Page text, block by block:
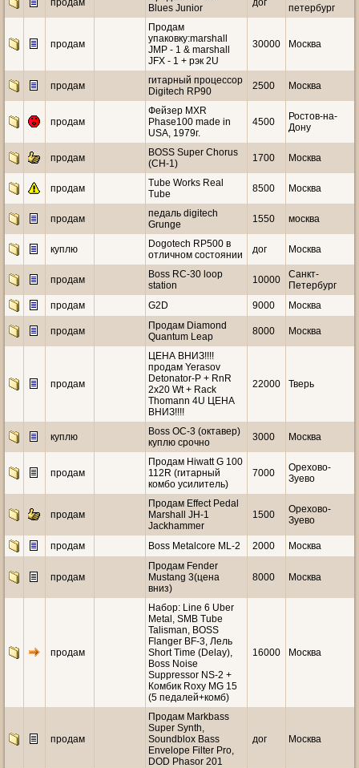
продам
Blues Junior
дог
петербург
продам
Продам
упаковку:marshall
JMP - 1 & marshall
JFX - 1 + рэк 2U
30000 Москва
продам
гитарный процессор
Digitech RP90
2500 Москва
продам
Фейзер MXR
Phase100 made in
USA, 1979г.
4500
Ростов-на-
Дону
продам
BOSS Super Chorus
(CH-1)
1700 Москва
продам
Tube Works Real
Tube
8500 Москва
продам
педаль digitech
Grunge
1550 москва
куплю
Dogotech RP500 в
отличном состоянии
дог Москва
продам
Boss RC-30 loop
station
10000
Санкт-
Петербург
продам
G2D 9000 Москва
продам
Продам Diamond
Quantum Leap
8000 Москва
продам
ЦЕНА ВНИЗ!!!!
продам Yerasov
Detonator-P + RnR
2x20 Wt + Rack
Thomann 4U ЦЕНА
ВНИЗ!!!!
22000 Тверь
куплю
Boss OC-3 (октавер)
куплю срочно
3000 Москва
продам
Продам Hiwatt G 100
112R (гитарный
комбо усилитель)
7000
Орехово-
Зуево
продам
Продам Effect Pedal
Marshall JH-1
Jackhammer
1500
Орехово-
Зуево
продам Boss Metalcore ML-2 2000 Москва
продам
Продам Fender
Mustang 3(цена
вниз)
8000 Москва
продам
Набор: Line 6 Uber
Metal, SMB Tube
Talisman, BOSS
Flanger BF-3, Лель
Short Time (Delay),
Boss Noise
Suppressor NS-2 +
Комбик Roxy MG 15
(5 педалей+комб)
16000 Москва
продам
Продам Markbass
Super Synth,
Soundblox Bass
Envelope Filter Pro,
DOD Phasor 201
дог Москва